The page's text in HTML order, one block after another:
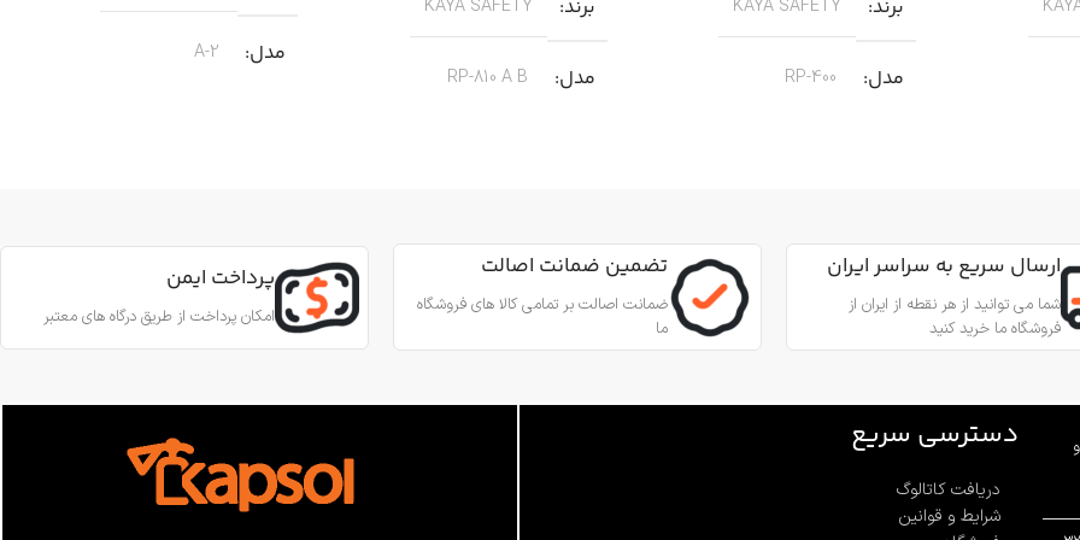
افقی و
فولاد ضد زنگ
برند KAYA SAFETY
مدل RP-400
بادامک درونی
آلیاژ آلومینیوم و فولاد ضد زنگ 316
قطر طناب
وزن
برند KAYA SAFETY
مدل RP-810 A B
مناسب برای کارهای عمودی، افقی و
جنس آلومینیوم
مدل A-2
قطر طناب
وزن
استاندارد EN567
ساخت ترکیه
ارسال سریع به سراسر ایران
شما می توانید از هر نقطه از ایران از
فروشگاه ما خرید کنید
تضمین ضمانت اصالت
ضمانت اصالت بر تمامی کالا های فروشگاه
ما
پرداخت ایمن
امکان پرداخت از طریق درگاه های معتبر
دسترسی سریع
دریافت کاتالوگ
شرایط و قوانین